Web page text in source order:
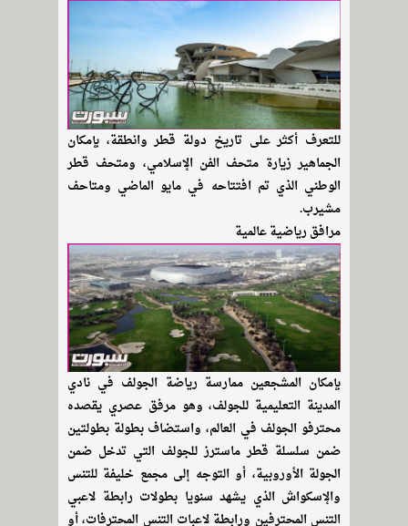
للتعرف أكثر على تاريخ دولة قطر وانطقة، بإمكان
الجماهير زيارة متحف الفن الإسلامي، ومتحف قطر
الوطني الذي تم افتتاحه في مايو الماضي ومتاحف
مشيرب.
مرافق رياضية عالمية
بإمكان المشجعين ممارسة رياضة الجولف في نادي
المدينة التعليمية للجولف، وهو مرفق عصري يقصده
محترفو الجولف في العالم، واستضاف بطولة بطولتين
ضمن سلسلة قطر ماسترز للجولف التي تدخل ضمن
الجولة الأوروبية، أو التوجه إلى مجمع خليفة للتنس
والإسكواش الذي يشهد سنويا بطولات رابطة لاعبي
التنس المحترفين ورابطة لاعبات التنس المحترفات، أو